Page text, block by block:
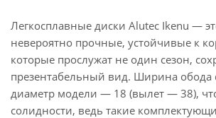
Легкосплавные диски Alutec Ikenu —
невероятно прочные, устойчивые к
которые прослужат не один сезон,
презентабельный вид. Ширина обода
диаметр модели — 18 (вылет — 38),
солидности, ведь такие